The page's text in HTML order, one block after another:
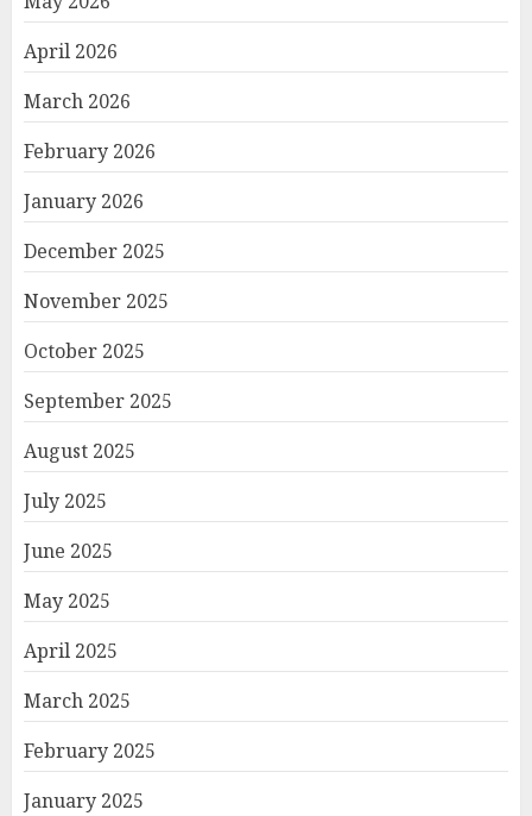
April 2026
March 2026
February 2026
January 2026
December 2025
November 2025
October 2025
September 2025
August 2025
July 2025
June 2025
May 2025
April 2025
March 2025
February 2025
January 2025